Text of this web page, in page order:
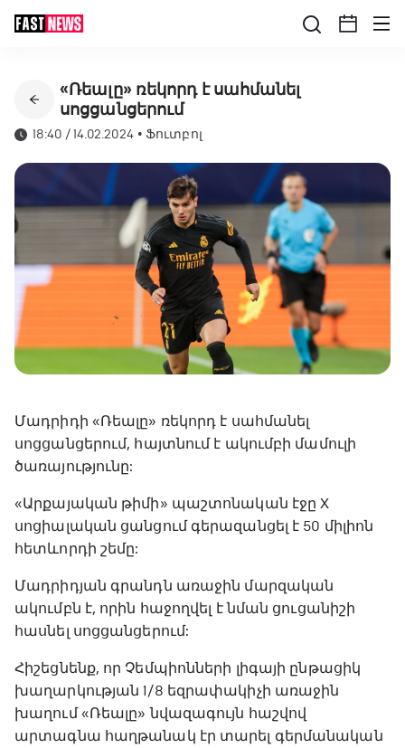
«Ռեալը» ռեկորդ է սահմանել
սոցցանցերում
18:40 / 14.02.2024 •Ֆուտբոլ
Մադրիդի «Ռեալը» ռեկորդ է սահմանել
սոցցանցերում, հայտնում է ակումբի մամուլի
ծառայությունը:
«Արքայական թիմի» պաշտոնական էջը X
սոցիալական ցանցում գերազանցել է 50 միլիոն
հետևորդի շեմը:
Մադրիդյան գրանդն առաջին մարզական
ակումբն է, որին հաջողվել է նման ցուցանիշի
հասնել սոցցանցերում:
Հիշեցնենք, որ Չեմպիոնների լիգայի ընթացիկ
խաղարկության 1/8 եզրափակիչի առաջին
խաղում «Ռեալը» նվազագույն հաշվով
արտագնա հաղթանակ էր տարել գերմանական